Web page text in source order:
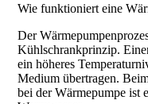
Wie funktioniert eine
Der
Kühlschrankprinzip.
ein höheres
Medium übertragen.
bei der Wärmepumpe ist